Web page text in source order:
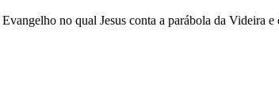
no qual Jesus conta a parábola da Videira